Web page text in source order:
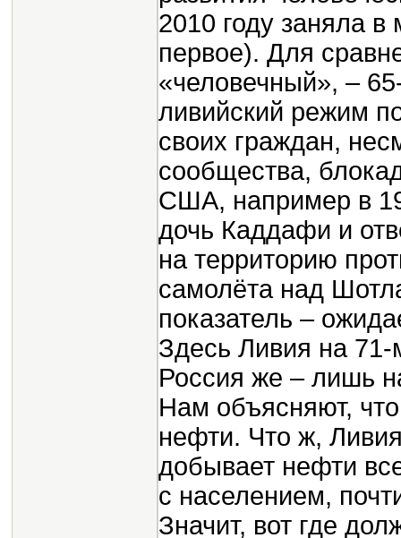
2010 году заняла
первое). Для
«человечный», –
ливийский режим
своих граждан,
сообщества,
США, например в
дочь Каддафи и
на территорию
самолёта над
показатель –
Здесь Ливия на
Россия же – лишь
Нам объясняют,
нефти. Что ж,
добывает нефти
с населением,
Значит, вот где